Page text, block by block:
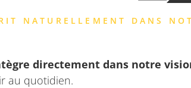
NATURELLEMENT DANS
directement dans notre
au quotidien.